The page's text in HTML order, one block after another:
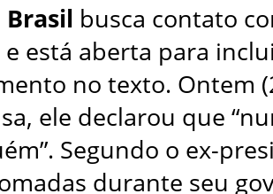
Brasil busca contato
está aberta para
no texto. Ontem
ele declarou que
Segundo o ex-
durante seu